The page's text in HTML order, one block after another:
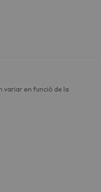
variar en funció de la